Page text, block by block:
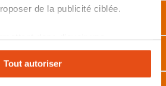
de la publicité ciblée.
sur notre site. Vous pouvez
n'importe quel moment. Refuser
limiter certaines fonctionnalités.
Tout autoriser